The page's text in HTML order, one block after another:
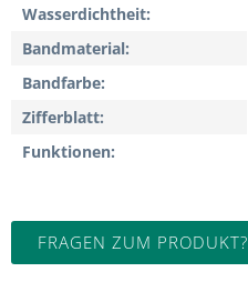
Wasserdichtheit
Bandmaterial
Bandfarbe
Zifferblatt
Funktionen
FRAGEN ZUM PRODUKT?